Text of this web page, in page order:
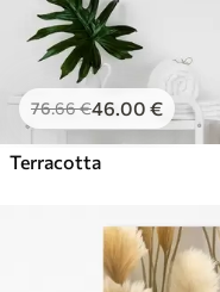
76.66€46.00 €
Terracotta